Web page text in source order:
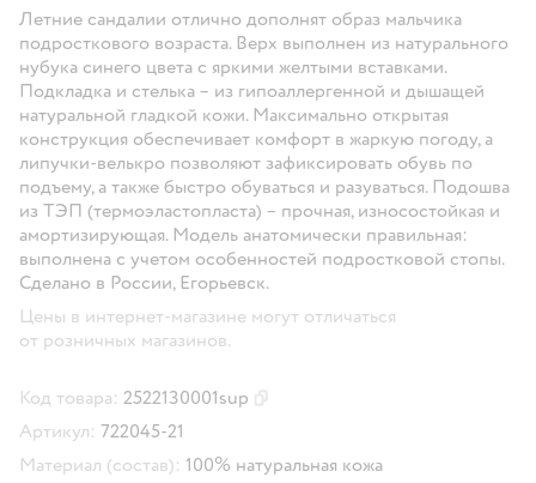
Летние сандалии отлично дополнят образ мальчика
подросткового возраста. Верх выполнен из натурального
нубука синего цвета с яркими желтыми вставками.
Подкладка и стелька – из гипоаллергенной и дышащей
натуральной гладкой кожи. Максимально открытая
конструкция обеспечивает комфорт в жаркую погоду, а
липучки-велькро позволяют зафиксировать обувь по
подъему, а также быстро обуваться и разуваться. Подошва
из ТЭП (термоэластопласта) – прочная, износостойкая и
амортизирующая. Модель анатомически правильная:
выполнена с учетом особенностей подростковой стопы.
Сделано в России, Егорьевск.
Цены в интернет-магазине могут отличаться
от розничных магазинов.
Код товара: 2522130001sup
Артикул: 722045-21
Материал (состав): 100% натуральная кожа